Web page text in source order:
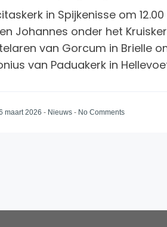
in Spijkenisse om
Johannes onder het
van Gorcum in Brielle
van Paduakerk in
maart 2026 - Nieuws - No Comments